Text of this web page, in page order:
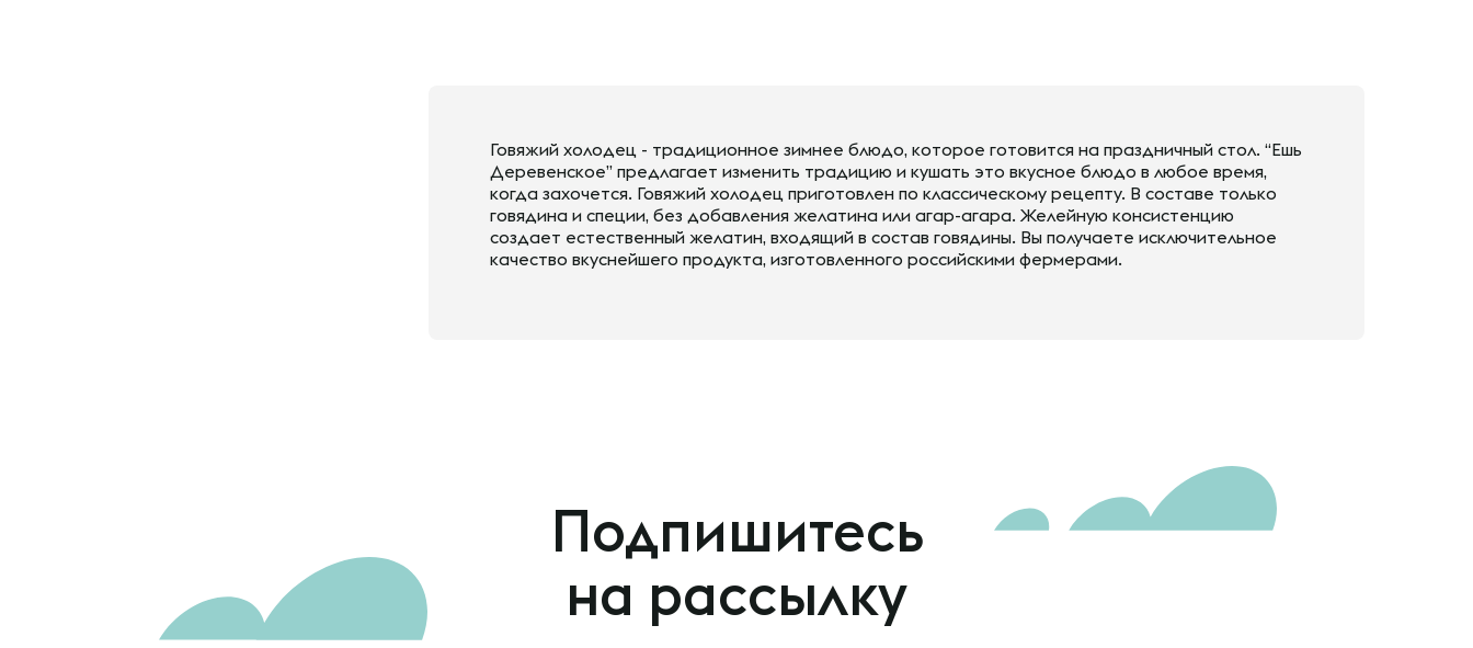
Говяжий холодец - традиционное зимнее блюдо, которое готовится на праздничный стол. “Ешь
Деревенское” предлагает изменить традицию и кушать это вкусное блюдо в любое время,
когда захочется. Говяжий холодец приготовлен по классическому рецепту. В составе только
говядина и специи, без добавления желатина или агар-агара. Желейную консистенцию
создает естественный желатин, входящий в состав говядины. Вы получаете исключительное
качество вкуснейшего продукта, изготовленного российскими фермерами.
Подпишитесь
на рассылку